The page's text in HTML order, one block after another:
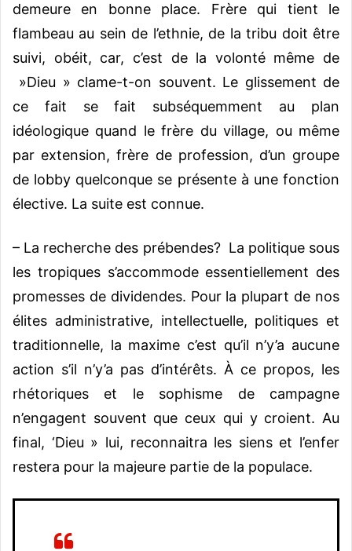
demeure en bonne place. Frère qui tient le
flambeau au sein de l’ethnie, de la tribu doit être
suivi, obéit, car, c’est de la volonté même de
»Dieu » clame-t-on souvent. Le glissement de
ce fait se fait subséquemment au plan
idéologique quand le frère du village, ou même
par extension, frère de profession, d’un groupe
de lobby quelconque se présente à une fonction
élective. La suite est connue.
– La recherche des prébendes? La politique sous
les tropiques s’accommode essentiellement des
promesses de dividendes. Pour la plupart de nos
élites administrative, intellectuelle, politiques et
traditionnelle, la maxime c’est qu’il n’y’a aucune
action s’il n’y’a pas d’intérêts. À ce propos, les
rhétoriques et le sophisme de campagne
n’engagent souvent que ceux qui y croient. Au
final, ‘Dieu » lui, reconnaitra les siens et l’enfer
restera pour la majeure partie de la populace.